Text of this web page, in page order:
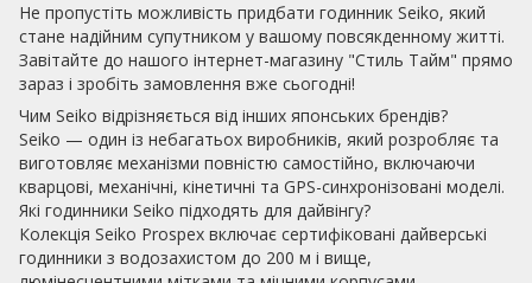
Не пропустіть можливість придбати годинник Seiko, який
стане надійним супутником у вашому повсякденному житті.
Завітайте до нашого інтернет-магазину "Стиль Тайм" прямо
зараз і зробіть замовлення вже сьогодні!
Чим Seiko відрізняється від інших японських брендів?
Seiko — один із небагатьох виробників, який розробляє та
виготовляє механізми повністю самостійно, включаючи
кварцові, механічні, кінетичні та GPS-синхронізовані моделі.
Які годинники Seiko підходять для дайвінгу?
Колекція Seiko Prospex включає сертифіковані дайверські
годинники з водозахистом до 200 м і вище,